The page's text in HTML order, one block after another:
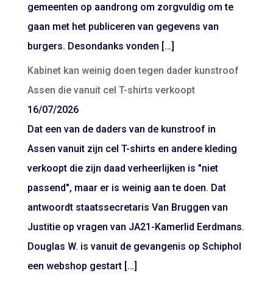
gemeenten op aandrong om zorgvuldig om te
gaan met het publiceren van gegevens van
burgers. Desondanks vonden […]
Kabinet kan weinig doen tegen dader kunstroof
Assen die vanuit cel T-shirts verkoopt
16/07/2026
Dat een van de daders van de kunstroof in
Assen vanuit zijn cel T-shirts en andere kleding
verkoopt die zijn daad verheerlijken is "niet
passend", maar er is weinig aan te doen. Dat
antwoordt staatssecretaris Van Bruggen van
Justitie op vragen van JA21-Kamerlid Eerdmans.
Douglas W. is vanuit de gevangenis op Schiphol
een webshop gestart […]